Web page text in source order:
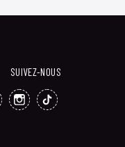
SUIVEZ-NOUS
FACEBOOKINSTAGRAM
TIKTOK